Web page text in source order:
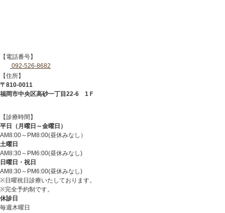
【電話番号】
092-526-8682
【住所】
〒810-0011
福岡市中央区高砂一丁目22-6 1Ｆ
【診療時間】
平日（月曜日～金曜日）
AM8:00～PM8:00(昼休みなし）
土曜日
AM8:30～PM6:00(昼休みなし)
日曜日・祝日
AM8:30～PM6:00(昼休みなし)
※日曜祝日診療いたしております。
※完全予約制です。
休診日
毎週木曜日